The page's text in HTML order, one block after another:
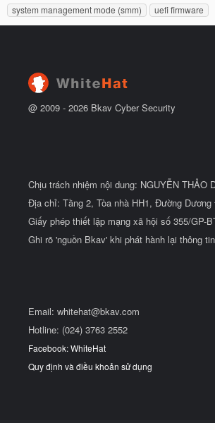
t
ẻ
system management mode (smm) uefi firmware
@ 2009 - 2026 Bkav Cyber Security
Chịu trách nhiệm nội dung: NGUYỄN THẢO
Địa chỉ: Tầng 2, Tòa nhà HH1, Đường
Giấy phép thiết lập mạng xã hội số 355/GP-
Ghi rõ 'nguồn Bkav' khi phát hành lại thông
Email: whitehat@bkav.com
Hotline: (024) 3763 2552
Facebook: WhiteHat
Quy định và điều khoản sử dụng